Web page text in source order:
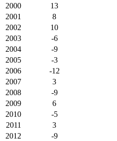
2000
13
2001
8
2002
10
2003
-6
2004
-9
2005
-3
2006
-12
2007
3
2008
-9
2009
6
2010
-5
2011
3
2012
-9